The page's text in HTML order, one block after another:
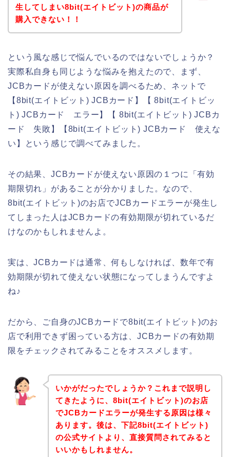
生してしまい8bit(エイトビット)の商品が
購入できない！！
という風な感じで悩んでいるのではないでしょうか？
実際私自身も同じような悩みを抱えたので、まず、
JCBカードが使えない原因を調べるため、ネットで
【8bit(エイトビット) JCBカード】【 8bit(エイトビッ
ト) JCBカード エラー】【 8bit(エイトビット) JCBカ
ード 失敗】【8bit(エイトビット) JCBカード 使えな
い】という感じで調べてみました。
その結果、JCBカードが使えない原因の１つに「有効
期限切れ」があることが分かりました。なので、
8bit(エイトビット)のお店でJCBカードエラーが発生し
てしまった人はJCBカードの有効期限が切れているだ
けなのかもしれませんよ。
実は、JCBカードは通常、何もしなければ、数年で有
効期限が切れて使えない状態になってしまうんですよ
ね♪
だから、ご自身のJCBカードで8bit(エイトビット)のお
店で利用できず困っている方は、JCBカードの有効期
限をチェックされてみることをオススメします。
いかがだったでしょうか？これまで説明し
てきたように、8bit(エイトビット)のお店
でJCBカードエラーが発生する原因は様々
あります。後は、下記8bit(エイトビット)
の公式サイトより、直接質問されてみると
いいかもしれません。